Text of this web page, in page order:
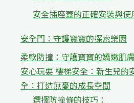
安全插座蓋的正確安裝與使
安全門：守護寶寶的探索樂園
柔軟防撞：守護寶寶的嬌嫩肌
安心玩耍 樓梯安全：新生兒的
全：打造無憂的成長空間
選擇防撞條的技巧：